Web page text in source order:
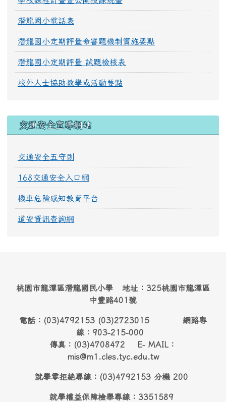
潛龍國小電話表
潛龍國小定期評量命審題機制實施要點
潛龍國小定期評量 試題檢核表
校外人士協助教學或活動要點
交通安全宣導網站
交通安全五守則
168交通安全入口網
機車危險感知教育平台
道安資訊查詢網
桃園市龍潭區潛龍國民小學 地址：325桃園市龍潭區
中豐路401號
電話：(03)4792153 (03)2723015 網路專
線：903-215-000
傳真：(03)4708472 E- MAIL：
mis@m1.cles.tyc.edu.tw
就學零拒絶專線：(03)4792153 分機 200
就學權益保障檢舉專線：3351589